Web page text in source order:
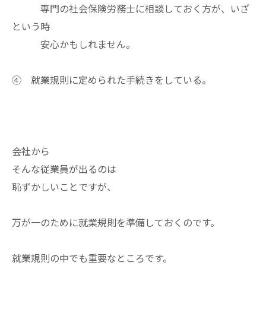
専門の社会保険労務士に相談しておく方が、いざ
という時
安心かもしれません。
④ 就業規則に定められた手続きをしている。
会社から
そんな従業員が出るのは
恥ずかしいことですが、
万が一のために就業規則を準備しておくのです。
就業規則の中でも重要なところです。